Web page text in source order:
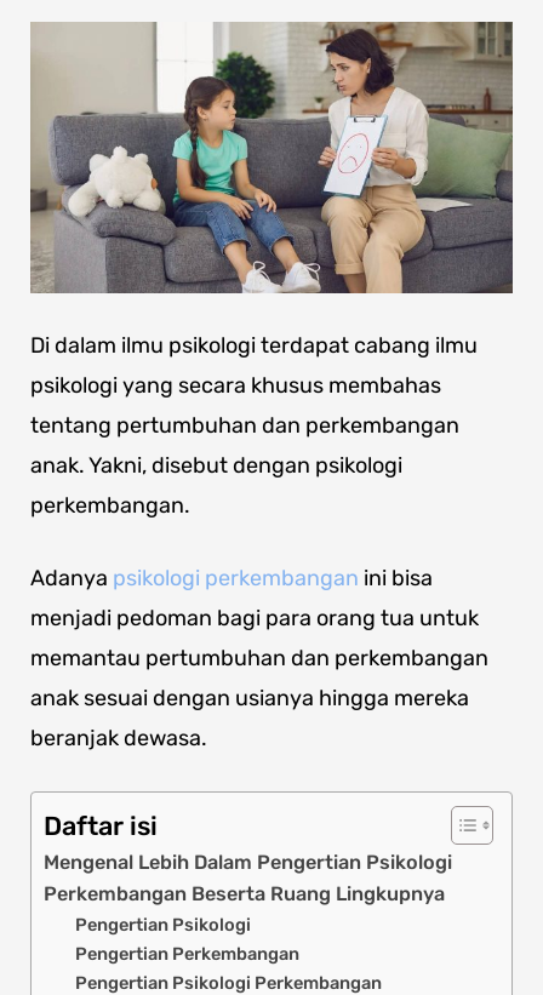
Di dalam ilmu psikologi terdapat cabang ilmu
psikologi yang secara khusus membahas
tentang pertumbuhan dan perkembangan
anak. Yakni, disebut dengan psikologi
perkembangan.
Adanya psikologi perkembangan ini bisa
menjadi pedoman bagi para orang tua untuk
memantau pertumbuhan dan perkembangan
anak sesuai dengan usianya hingga mereka
beranjak dewasa.
Daftar isi
Mengenal Lebih Dalam Pengertian Psikologi
Perkembangan Beserta Ruang Lingkupnya
Pengertian Psikologi
Pengertian Perkembangan
Pengertian Psikologi Perkembangan